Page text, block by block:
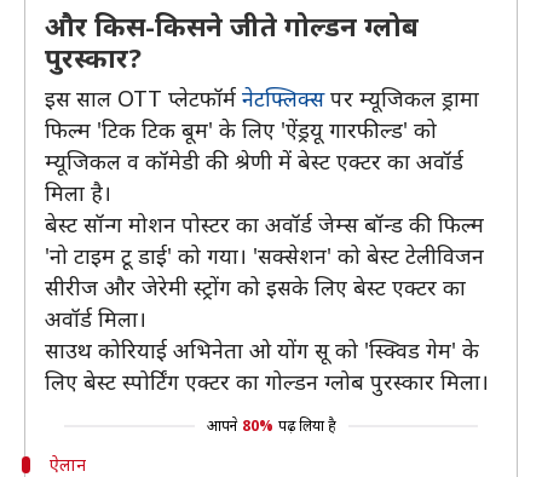
और किस-किसने जीते गोल्डन ग्लोब
पुरस्कार?
इस साल OTT प्लेटफॉर्म नेटफ्लिक्सपर म्यूजिकल ड्रामा
फिल्म 'टिक टिक बूम' के लिए 'ऐंड्रयू गारफील्ड' को
म्यूजिकल व कॉमेडी की श्रेणी में बेस्ट एक्टर का अवॉर्ड
मिला है।
बेस्ट सॉन्ग मोशन पोस्टर का अवॉर्ड जेम्स बॉन्ड की फिल्म
'नो टाइम टू डाई' को गया। 'सक्सेशन' को बेस्ट टेलीविजन
सीरीज और जेरेमी स्ट्रोंग को इसके लिए बेस्ट एक्टर का
अवॉर्ड मिला।
साउथ कोरियाई अभिनेता ओ योंग सू को 'स्क्विड गेम' के
लिए बेस्ट स्पोर्टिंग एक्टर का गोल्डन ग्लोब पुरस्कार मिला।
आपने 80% पढ़ लिया है
ऐलान